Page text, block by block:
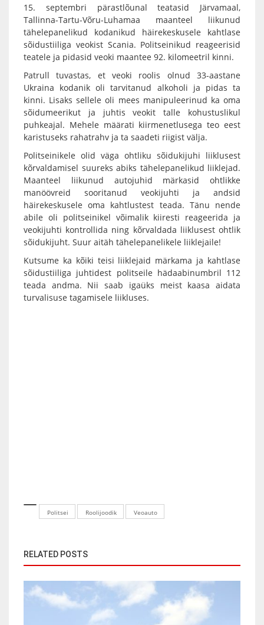
15. septembri pärastlõunal teatasid Järvamaal,
Tallinna-Tartu-Võru-Luhamaa maanteel liikunud
tähelepanelikud kodanikud häirekeskusele kahtlase
sõidustiiliga veokist Scania. Politseinikud reageerisid
teatele ja pidasid veoki maantee 92. kilomeetril kinni.
Patrull tuvastas, et veoki roolis olnud 33-aastane
Ukraina kodanik oli tarvitanud alkoholi ja pidas ta
kinni. Lisaks sellele oli mees manipuleerinud ka oma
sõidumeerikut ja juhtis veokit talle kohustuslikul
puhkeajal. Mehele määrati kiirmenetlusega teo eest
karistuseks rahatrahv ja ta saadeti riigist välja.
Politseinikele olid väga ohtliku sõidukijuhi liiklusest
kõrvaldamisel suureks abiks tähelepanelikud liiklejad.
Maanteel liikunud autojuhid märkasid ohtlikke
manöövreid sooritanud veokijuhti ja andsid
häirekeskusele oma kahtlustest teada. Tänu nende
abile oli politseinikel võimalik kiiresti reageerida ja
veokijuhti kontrollida ning kõrvaldada liiklusest ohtlik
sõidukijuht. Suur aitäh tähelepanelikele liiklejaile!
Kutsume ka kõiki teisi liiklejaid märkama ja kahtlase
sõidustiiliga juhtidest politseile hädaabinumbril 112
teada andma. Nii saab igaüks meist kaasa aidata
turvalisuse tagamisele liikluses.
Politsei Roolijoodik Veoauto
RELATED POSTS